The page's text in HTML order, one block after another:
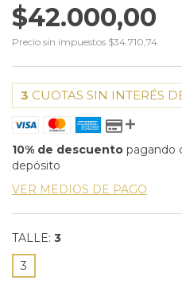
$42.000,00
Precio sin impuestos $34.710,74
3 CUOTAS SIN INTERÉS
10% de descuento pagando
depósito
VER MEDIOS DE PAGO
TALLE: 3
3